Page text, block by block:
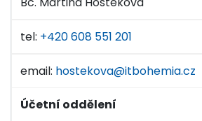
tel: +420 608 551 201
email: hostekova@itbohemia.cz
Účetní oddělení